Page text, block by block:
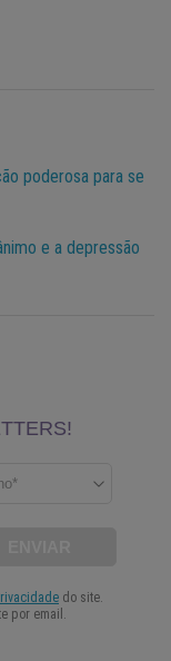
poderosa para se
e a depressão